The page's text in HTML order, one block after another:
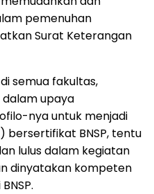
pemenuhan
Surat Keterangan
semua fakultas,
upaya
nya untuk menjadi
bersertifikat BNSP, tentu
lulus dalam kegiatan
dinyatakan kompeten